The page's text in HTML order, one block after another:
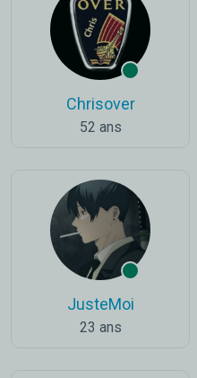
Chrisover
52 ans
JusteMoi
23 ans